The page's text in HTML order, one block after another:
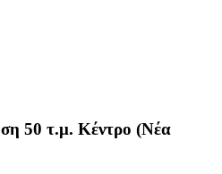
50 τ.μ. Κέντρο (Νέα